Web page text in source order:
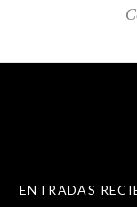
ENTRADAS